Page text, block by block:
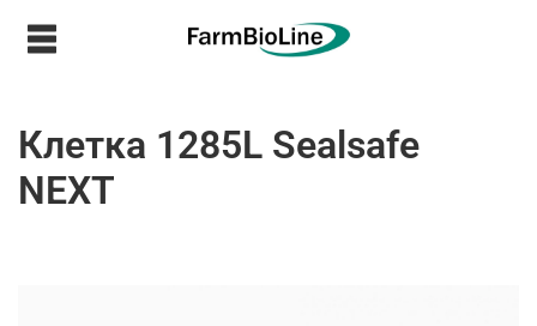
Клетка 1285L Sealsafe
NEXT